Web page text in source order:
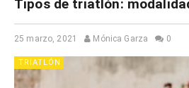
Tipos de triatlón:
25 marzo, 2021 Mónica Garza 0
TRIATLÓN